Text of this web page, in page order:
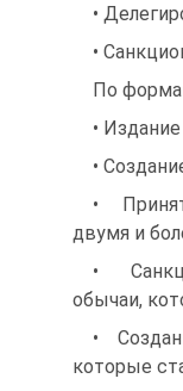
•
•
По
•
•
•
двумя и
•
обычаи,
•
которые